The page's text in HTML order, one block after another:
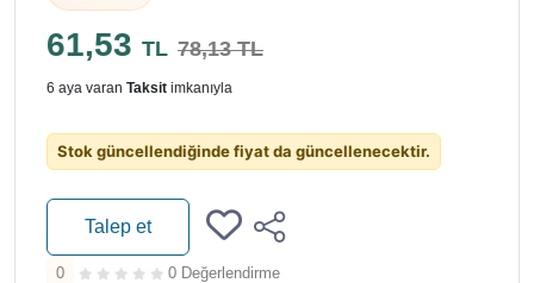
61,53 TL 78,13 TL
6 aya varan Taksit imkanıyla
Stok güncellendiğinde fiyat da güncellenecektir.
Talep et
0 0 Değerlendirme